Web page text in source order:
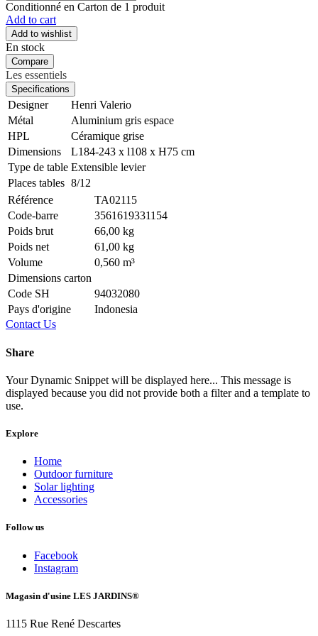
Conditionné en Carton de 1 produit
Add to cart
Add to wishlist
En stock
Compare
Les essentiels
Specifications
Designer
Henri Valerio
Métal
Aluminium gris espace
HPL
Céramique grise
Dimensions
L184-243 x l108 x H75 cm
Type de table Extensible levier
Places tables 8/12
Référence
TA02115
Code-barre
3561619331154
Poids brut
66,00 kg
Poids net
61,00 kg
Volume
0,560 m³
Dimensions carton
Code SH
94032080
Pays d'origine
Indonesia
Contact Us
Share
Your Dynamic Snippet will be displayed here... This message is
displayed because you did not provide both a filter and a template to
use.
Explore
Home
Outdoor furniture
Solar lighting
Accessories
Follow us
Facebook
Instagram
Magasin d'usine LES JARDINS®
1115 Rue René Descartes